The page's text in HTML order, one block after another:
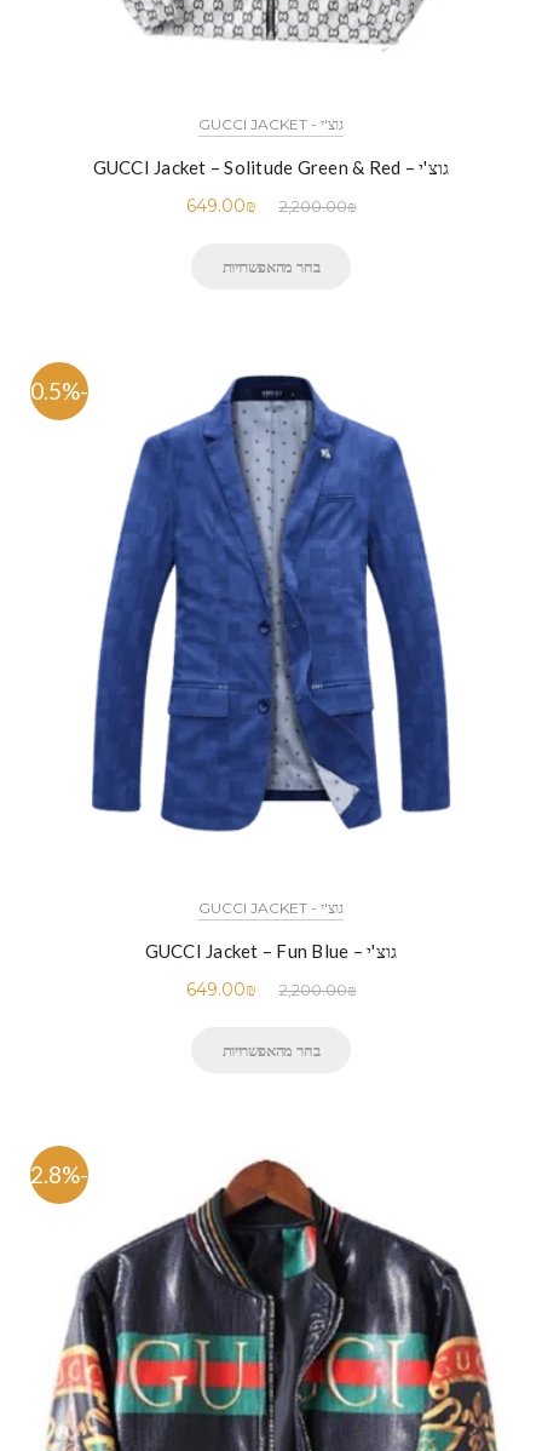
גוצ'י - GUCCI JACKET
גוצ'י – GUCCI Jacket – Solitude Green & Red
2,200.00₪
649.00₪
בחר מהאפשרויות
-70.5%
גוצ'י - GUCCI JACKET
גוצ'י – GUCCI Jacket – Fun Blue
2,200.00₪
649.00₪
בחר מהאפשרויות
-72.8%